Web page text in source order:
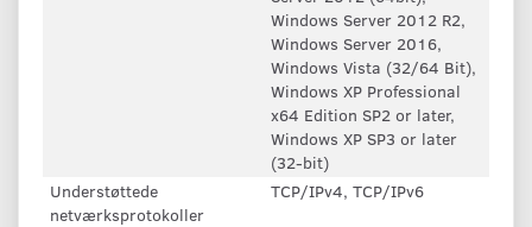
Windows Server 2012 R2,
Windows Server 2016,
Windows Vista (32/64 Bit),
Windows XP Professional
x64 Edition SP2 or later,
Windows XP SP3 or later
(32-bit)
Understøttede
netværksprotokoller
TCP/IPv4, TCP/IPv6